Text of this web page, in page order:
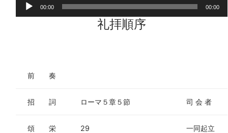
声
00:00 00:00
礼拝順序
前 奏
招 詞 ローマ５章５節 司 会 者
頌 栄 29 一同起立